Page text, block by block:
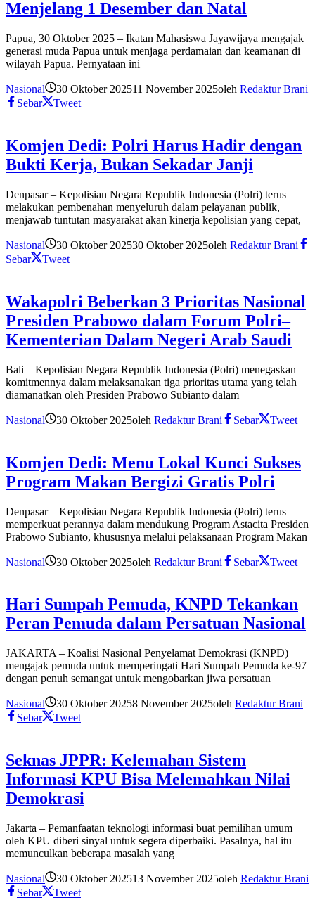
Menjelang 1 Desember dan Natal
Papua, 30 Oktober 2025 – Ikatan Mahasiswa Jayawijaya mengajak
generasi muda Papua untuk menjaga perdamaian dan keamanan di
wilayah Papua. Pernyataan ini
Nasional 30 Oktober 202511 November 2025oleh Redaktur Brani
Sebar
Tweet
Komjen Dedi: Polri Harus Hadir dengan
Bukti Kerja, Bukan Sekadar Janji
Denpasar – Kepolisian Negara Republik Indonesia (Polri) terus
melakukan pembenahan menyeluruh dalam pelayanan publik,
menjawab tuntutan masyarakat akan kinerja kepolisian yang cepat,
Nasional 30 Oktober 202530 Oktober 2025oleh Redaktur Brani
Sebar
Tweet
Wakapolri Beberkan 3 Prioritas Nasional
Presiden Prabowo dalam Forum Polri–
Kementerian Dalam Negeri Arab Saudi
Bali – Kepolisian Negara Republik Indonesia (Polri) menegaskan
komitmennya dalam melaksanakan tiga prioritas utama yang telah
diamanatkan oleh Presiden Prabowo Subianto dalam
Nasional 30 Oktober 2025oleh Redaktur Brani Sebar Tweet
Komjen Dedi: Menu Lokal Kunci Sukses
Program Makan Bergizi Gratis Polri
Denpasar – Kepolisian Negara Republik Indonesia (Polri) terus
memperkuat perannya dalam mendukung Program Astacita Presiden
Prabowo Subianto, khususnya melalui pelaksanaan Program Makan
Nasional 30 Oktober 2025oleh Redaktur Brani Sebar Tweet
Hari Sumpah Pemuda, KNPD Tekankan
Peran Pemuda dalam Persatuan Nasional
JAKARTA – Koalisi Nasional Penyelamat Demokrasi (KNPD)
mengajak pemuda untuk memperingati Hari Sumpah Pemuda ke-97
dengan penuh semangat untuk mengobarkan jiwa persatuan
Nasional 30 Oktober 20258 November 2025oleh Redaktur Brani
Sebar
Tweet
Seknas JPPR: Kelemahan Sistem
Informasi KPU Bisa Melemahkan Nilai
Demokrasi
Jakarta – Pemanfaatan teknologi informasi buat pemilihan umum
oleh KPU diberi sinyal untuk segera diperbaiki. Pasalnya, hal itu
memunculkan beberapa masalah yang
Nasional 30 Oktober 202513 November 2025oleh Redaktur Brani
Sebar
Tweet